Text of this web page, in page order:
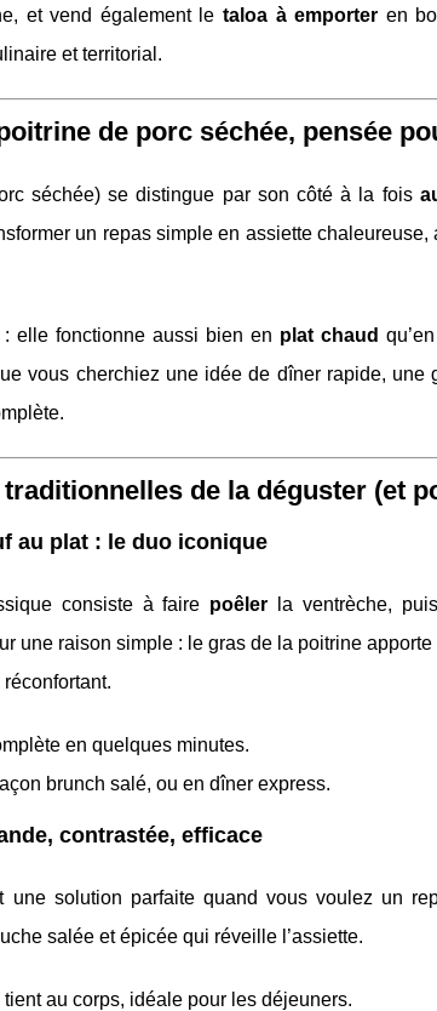
et vend également le taloa à emporter en
et territorial.
de porc séchée, pensée
séchée) se distingue par son côté à la fois
un repas simple en assiette
elle fonctionne aussi bien en plat chaud qu’en
vous cherchiez une idée de dîner rapide,
de la déguster (et
au plat : le duo iconique
consiste à faire poêler la ventrèche,
une raison simple : le gras de la poitrine
en quelques minutes.
brunch salé, ou en dîner express.
contrastée, efficace
une solution parfaite quand vous voulez un
salée et épicée qui réveille l’assiette.
au corps, idéale pour les déjeuners.